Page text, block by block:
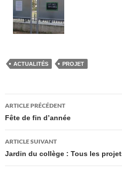
ACTUALITÉS PROJET
Navigation
des
articles
ARTICLE PRÉCÉDENT
Fête de fin d’année
ARTICLE SUIVANT
Jardin du collège : Tous les